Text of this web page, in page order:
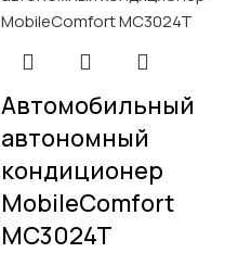
Автомобильный
автономный
кондиционер
MobileComfort
MC3024T